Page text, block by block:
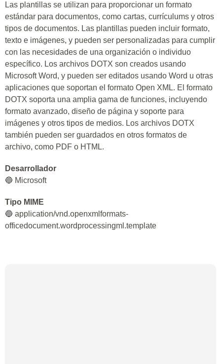
Las plantillas se utilizan para proporcionar un formato
estándar para documentos, como cartas, currículums y otros
tipos de documentos. Las plantillas pueden incluir formato,
texto e imágenes, y pueden ser personalizadas para cumplir
con las necesidades de una organización o individuo
específico. Los archivos DOTX son creados usando
Microsoft Word, y pueden ser editados usando Word u otras
aplicaciones que soportan el formato Open XML. El formato
DOTX soporta una amplia gama de funciones, incluyendo
formato avanzado, diseño de página y soporte para
imágenes y otros tipos de medios. Los archivos DOTX
también pueden ser guardados en otros formatos de
archivo, como PDF o HTML.
Desarrollador
🔵 Microsoft
Tipo MIME
🔵 application/vnd.openxmlformats-
officedocument.wordprocessingml.template